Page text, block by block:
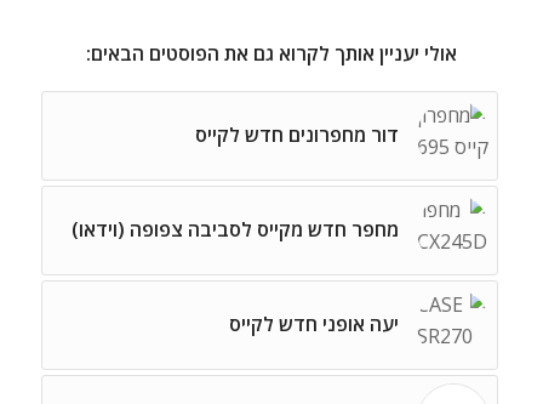
אולי יעניין אותך לקרוא גם את הפוסטים הבאים:
דור מחפרונים חדש לקייס
מחפר חדש מקייס לסביבה צפופה (וידאו)
יעה אופני חדש לקייס